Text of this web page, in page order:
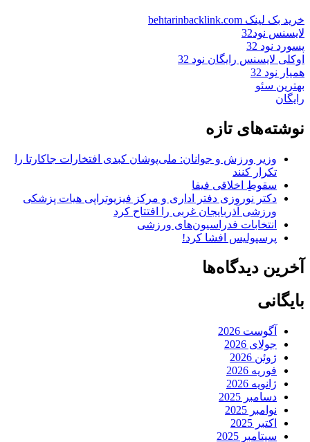
خرید بک لینک behtarinbacklink.com
لایسنس نود32
پسورد نود 32
اوکلی لایسنس رایگان نود 32
همیار نود 32
بهترین سئو
رایگان
نوشته‌های تازه
وزیر ورزش و جوانان: ملی‌پوشان کبدی افتخارات جاکارتا را
تکرار کنند
سقوطِ اخلاقی فیفا
دکتر نوروزی دفتر اداری و مرکز فیزیوتراپی هیات پزشکی
ورزشی آذربایجان غربی را افتتاح کرد
انتخابات فدراسیون‌های ورزشی
پرسپولیس افشا کرد!
آخرین دیدگاه‌ها
بایگانی
آگوست 2026
جولای 2026
ژوئن 2026
فوریه 2026
ژانویه 2026
دسامبر 2025
نوامبر 2025
اکتبر 2025
سپتامبر 2025